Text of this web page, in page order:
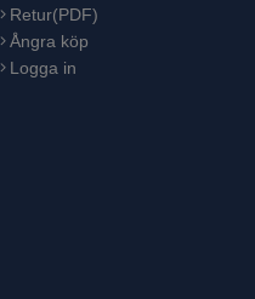
Retur(PDF)
Ångra köp
Logga in